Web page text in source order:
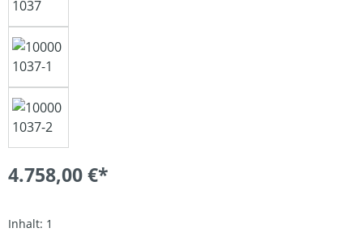
4.758,00 €*
Inhalt: 1